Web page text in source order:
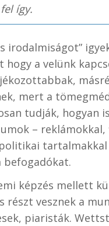
így.
irodalmiságot”
hogy a velünk
mert a
tudják, hogyan is
–
tartalmakkal
befogadókat.
képzés mellett
részt vesznek a
piaristák.